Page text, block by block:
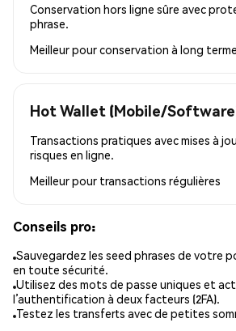
Conservation hors ligne sûre avec
phrase.
Meilleur pourconservation à long terme
Hot Wallet (Mobile/
Transactions pratiques avec mises à
risques en ligne.
Meilleur pour transactions régulières
Conseils pro:
Sauvegardez les seed phrases de votre
en toute sécurité.
Utilisez des mots de passe uniques et
l’authentification à deux facteurs (2FA).
Testez les transferts avec de petites